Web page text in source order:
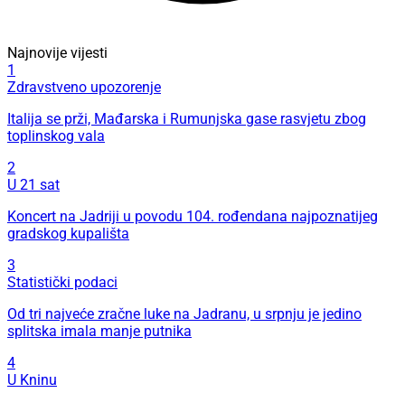
Najnovije vijesti
1
Zdravstveno upozorenje
Italija se prži, Mađarska i Rumunjska gase rasvjetu zbog
toplinskog vala
2
U 21 sat
Koncert na Jadriji u povodu 104. rođendana najpoznatijeg
gradskog kupališta
3
Statistički podaci
Od tri najveće zračne luke na Jadranu, u srpnju je jedino
splitska imala manje putnika
4
U Kninu